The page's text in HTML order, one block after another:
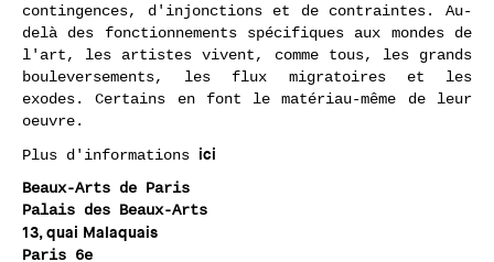
contingences, d'injonctions et de contraintes. Au-
delà des fonctionnements spécifiques aux mondes de
l'art, les artistes vivent, comme tous, les grands
bouleversements, les flux migratoires et les
exodes. Certains en font le matériau-même de leur
oeuvre.
Plus d'informations ici
Beaux-Arts de Paris
Palais des Beaux-Arts
13, quai Malaquais
Paris 6e